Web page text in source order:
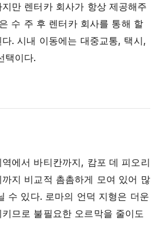
만 렌터카 회사가 항상 제공해주
수 주 후 렌터카 회사를 통해 할
. 시내 이동에는 대중교통, 택시,
택이다.
에서 바티칸까지, 캄포 데 피오리
지 비교적 촘촘하게 모여 있어 많
수 있다. 로마의 언덕 지형은 더운
므로 불필요한 오르막을 줄이도